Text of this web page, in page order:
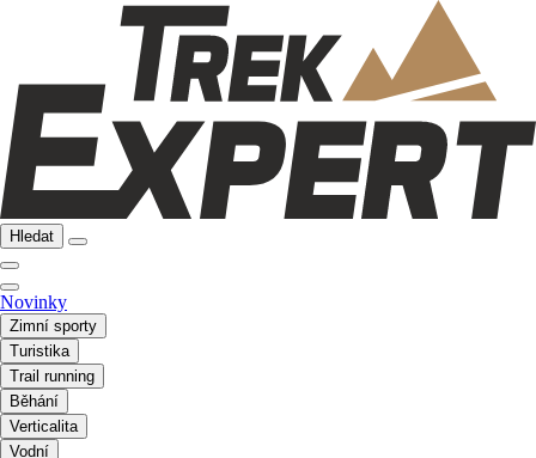
Hledat
Novinky
Zimní sporty
Turistika
Trail running
Běhání
Verticalita
Vodní